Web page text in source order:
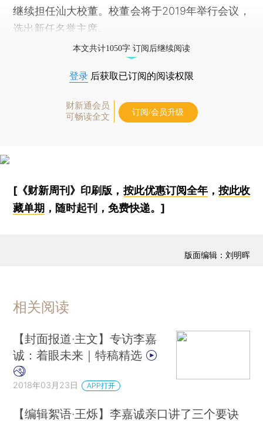
继续担任汕大校董。校董会将于2019年举行会议，
选出新任名誉主席。
本文共计1050字 订阅后继续阅读
登录 后获取已订阅的阅读权限
财新通会员
可畅读全文
订阅/会员升级
[《财新周刊》印刷版， 按此优惠订阅全年， 按此收
藏单期 ，随时起刊，免费快递。]
版面编辑：刘明晖
相关阅读
【封面报道·主文】专访李嘉
诚：着眼未来｜特稿精选
2018年03月23日 APP打开
【编辑絮语·王烁】李嘉诚亲口讲了三个要诀